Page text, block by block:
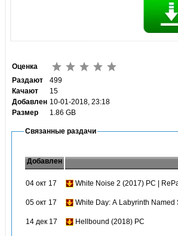
Оценка
Раздают
499
Качают
15
Добавлен 10-01-2018, 23:18
Размер
1.86 GB
Связанные раздачи
Добавлен
04 окт 17 White Noise 2 (2017) PC |
05 окт 17 White Day: A Labyrinth
14 дек 17 Hellbound (2018) PC